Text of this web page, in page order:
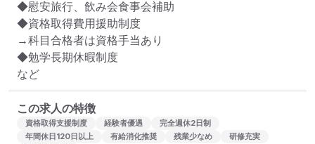
◆慰安旅行、飲み会食事会補助
◆資格取得費用援助制度
→科目合格者は資格手当あり
◆勉学長期休暇制度
など
この求人の特徴
資格取得支援制度 経験者優遇
完全週休2日制
年間休日120日以上
有給消化推奨 残業少なめ
研修充実